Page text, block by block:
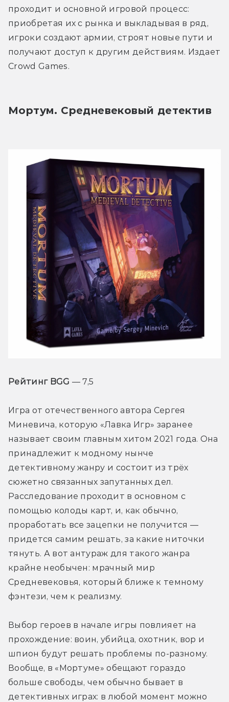
проходит и основной игровой процесс:
приобретая их с рынка и выкладывая в ряд,
игроки создают армии, строят новые пути и
получают доступ к другим действиям. Издает
Crowd Games.
Мортум. Средневековый детектив
Рейтинг BGG — 7,5
Игра от отечественного автора Сергея
Миневича, которую «Лавка Игр» заранее
называет своим главным хитом 2021 года. Она
принадлежит к модному нынче
детективному жанру и состоит из трёх
сюжетно связанных запутанных дел.
Расследование проходит в основном с
помощью колоды карт, и, как обычно,
проработать все зацепки не получится —
придется самим решать, за какие ниточки
тянуть. А вот антураж для такого жанра
крайне необычен: мрачный мир
Средневековья, который ближе к темному
фэнтези, чем к реализму.
Выбор героев в начале игры повлияет на
прохождение: воин, убийца, охотник, вор и
шпион будут решать проблемы по-разному.
Вообще, в «Мортуме» обещают гораздо
больше свободы, чем обычно бывает в
детективных играх: в любой момент можно